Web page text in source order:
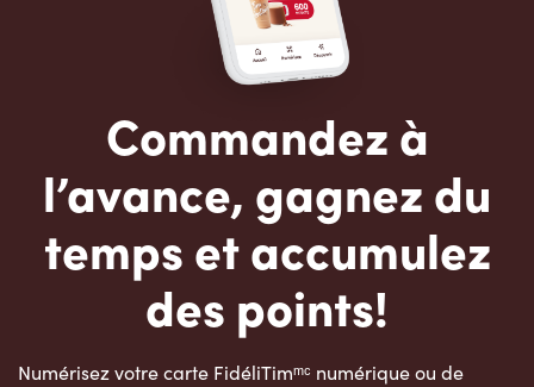
Commandez à
l’avance, gagnez du
temps et accumulez
des points!
Numérisez votre carte FidéliTimᵐᶜ numérique ou de